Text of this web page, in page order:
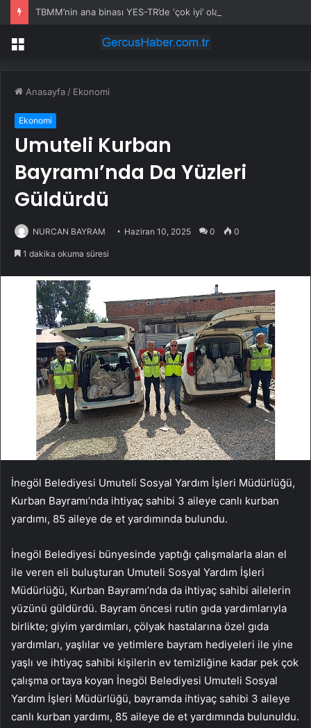
Menü
Anasayfa / Ekonomi
Ekonomi
Umuteli Kurban
Bayramı’nda Da Yüzleri
Güldürdü
NURCAN BAYRAM Haziran 10, 2025 0 0
1 dakika okuma süresi
İnegöl Belediyesi Umuteli Sosyal Yardım İşleri Müdürlüğü,
Kurban Bayramı’nda ihtiyaç sahibi 3 aileye canlı kurban
yardımı, 85 aileye de et yardımında bulundu.
İnegöl Belediyesi bünyesinde yaptığı çalışmalarla alan el
ile veren eli buluşturan Umuteli Sosyal Yardım İşleri
Müdürlüğü, Kurban Bayramı’nda da ihtiyaç sahibi ailelerin
yüzünü güldürdü. Bayram öncesi rutin gıda yardımlarıyla
birlikte; giyim yardımları, çölyak hastalarına özel gıda
yardımları, yaşlılar ve yetimlere bayram hediyeleri ile yine
yaşlı ve ihtiyaç sahibi kişilerin ev temizliğine kadar pek çok
çalışma ortaya koyan İnegöl Belediyesi Umuteli Sosyal
Yardım İşleri Müdürlüğü, bayramda ihtiyaç sahibi 3 aileye
canlı kurban yardımı, 85 aileye de et yardımında bulunuldu.